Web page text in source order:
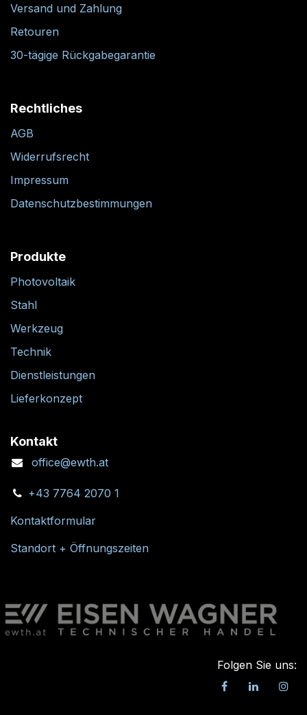
Versand und Zahlung
Retouren
30-tägige Rückgabegarantie
Rechtliches
AGB
Widerrufsrecht
Impressum
Datenschutzbestimmungen
Produkte
Photovoltaik
Stahl
Werkzeug
Technik
Dienstleistungen
Lieferkonzept
Kontakt
office@ewth.at
+43 7764 2070 1
Kontaktformular
Standort + Öffnungszeiten
Folgen Sie uns: